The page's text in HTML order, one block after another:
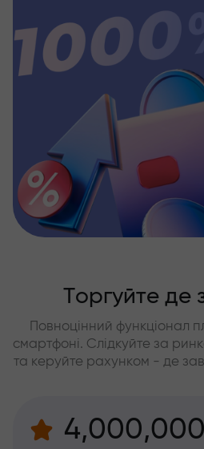
Торгуйте де
Повноцінний функціонал
смартфоні. Слідкуйте за
та керуйте рахунком - де
4,000,000